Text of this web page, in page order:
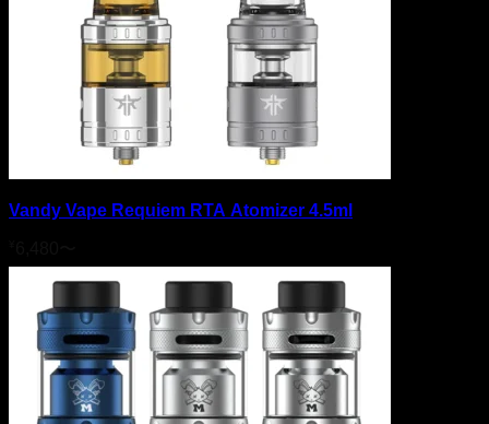
Vandy Vape Requiem RTA Atomizer 4.5ml